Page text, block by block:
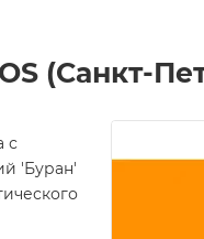
(Санкт-
с
'Буран'